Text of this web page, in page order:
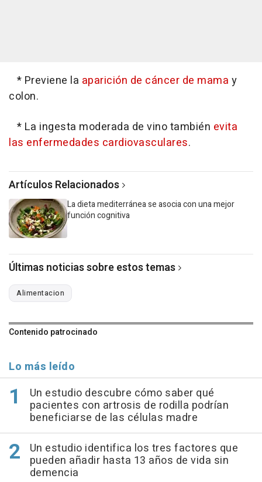
* Previene la aparición de cáncer de mama y
colon.
* La ingesta moderada de vino también evita
las enfermedades cardiovasculares.
Artículos Relacionados
La dieta mediterránea se asocia con una mejor
función cognitiva
Últimas noticias sobre estos temas
Alimentacion
Contenido patrocinado
Lo más leído
Un estudio descubre cómo saber qué
pacientes con artrosis de rodilla podrían
beneficiarse de las células madre
Un estudio identifica los tres factores que
pueden añadir hasta 13 años de vida sin
demencia